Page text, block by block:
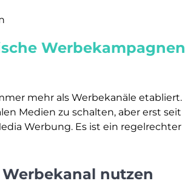
Werbekampagnen
mehr als Werbekanäle etabliert.
Medien zu schalten, aber erst seit
Werbung. Es ist ein regelrechter
nutzen